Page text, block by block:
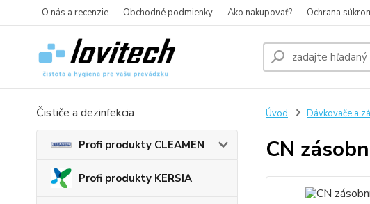
O nás a recenzie Obchodné podmienky Ako nakupovať? Ochrana
Čističe a dezinfekcia
Profi produkty CLEAMEN
Profi produkty KERSIA
Úvod Dávkovače a
CN